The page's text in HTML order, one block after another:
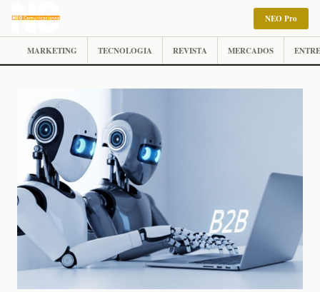
NEO Pro
MARKETING TECNOLOGIA REVISTA MERCADOS